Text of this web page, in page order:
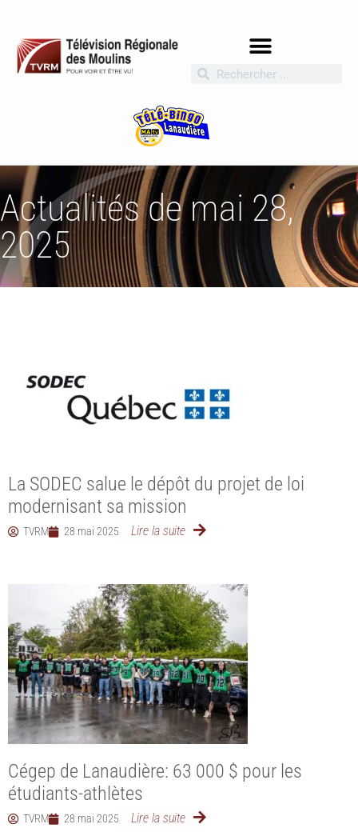
Actualités de mai 28,
2025
La SODEC salue le dépôt du projet de loi
modernisant sa mission
TVRM 28 mai 2025 Lire la suite
Cégep de Lanaudière: 63 000 $ pour les
étudiants-athlètes
TVRM 28 mai 2025 Lire la suite